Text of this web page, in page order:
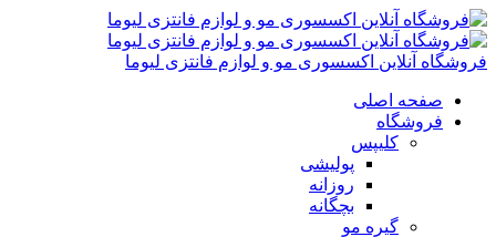
فروشگاه آنلاین اکسسوری مو و لوازم فانتزی لیوما
صفحه اصلی
فروشگاه
کلیپس
پولیشی
روزانه
بچگانه
گیره مو